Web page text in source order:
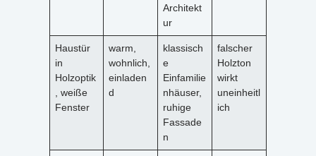
Architekt
ur
Haustür
in
Holzoptik
, weiße
Fenster
warm,
wohnlich,
einladen
d
klassisch
e
Einfamilie
nhäuser,
ruhige
Fassade
n
falscher
Holzton
wirkt
uneinheitl
ich